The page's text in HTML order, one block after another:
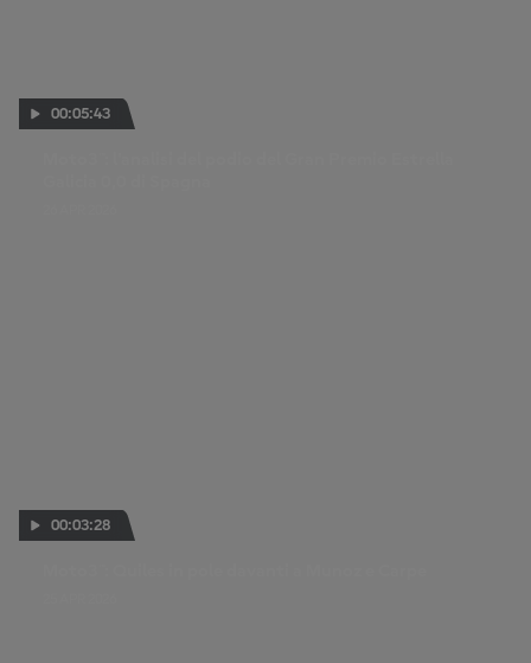
00:05:43
00:03:28